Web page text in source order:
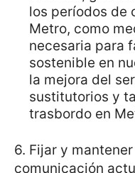
los períodos de
Metro, como
necesaria para
sostenible en
la mejora del
sustitutorios y
trasbordo en
6. Fijar y
comunicación